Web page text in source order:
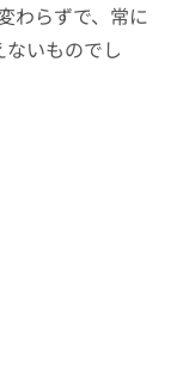
わらずで、常に
いものでし